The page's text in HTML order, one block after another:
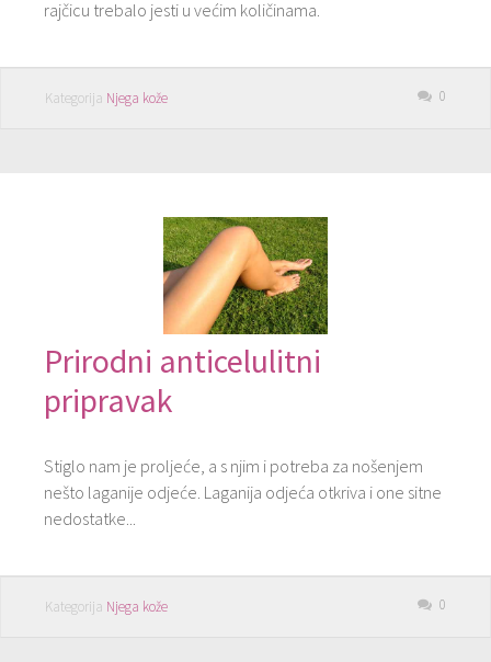
rajčicu trebalo jesti u većim količinama.
Kategorija Njega kože 0
Prirodni anticelulitni
pripravak
Stiglo nam je proljeće, a s njim i potreba za nošenjem
nešto laganije odjeće. Laganija odjeća otkriva i one sitne
nedostatke...
Kategorija Njega kože 0